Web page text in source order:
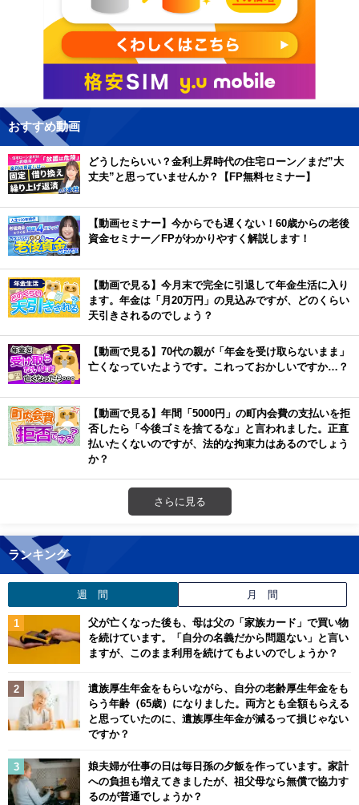
おすすめ動画
どうしたらいい？金利上昇時代の住宅ローン／まだ”大
丈夫”と思っていませんか？【FP無料セミナー】
【動画セミナー】今からでも遅くない！60歳からの老後
資金セミナー／FPがわかりやすく解説します！
【動画で見る】今月末で完全に引退して年金生活に入り
ます。年金は「月20万円」の見込みですが、どのくらい
天引きされるのでしょう？
【動画で見る】70代の親が「年金を受け取らないまま」
亡くなっていたようです。これっておかしいですか…？
【動画で見る】年間「5000円」の町内会費の支払いを拒
否したら「今後ゴミを捨てるな」と言われました。正直
払いたくないのですが、法的な拘束力はあるのでしょう
か？
さらに見る
ランキング
週 間 月 間
父が亡くなった後も、母は父の「家族カード」で買い物
を続けています。「自分の名義だから問題ない」と言い
ますが、このまま利用を続けてもよいのでしょうか？
遺族厚生年金をもらいながら、自分の老齢厚生年金をも
らう年齢（65歳）になりました。両方とも全額もらえる
と思っていたのに、遺族厚生年金が減るって損じゃない
ですか？
娘夫婦が仕事の日は毎日孫の夕飯を作っています。家計
への負担も増えてきましたが、祖父母なら無償で協力す
るのが普通でしょうか？